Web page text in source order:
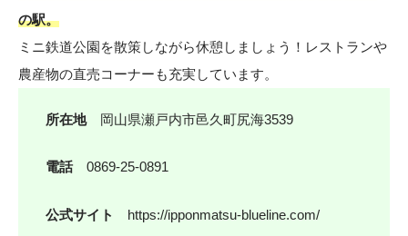
の駅。
ミニ鉄道公園を散策しながら休憩しましょう！レストランや
農産物の直売コーナーも充実しています。
所在地岡山県瀬戸内市邑久町尻海3539
電話0869-25-0891
公式サイト https://ipponmatsu-blueline.com/